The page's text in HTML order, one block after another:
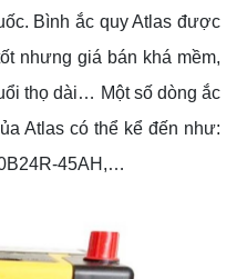
Bình ắc quy Atlas được
nhưng giá bán khá mềm,
thọ dài… Một số dòng ắc
Atlas có thể kể đến như:
45AH,…